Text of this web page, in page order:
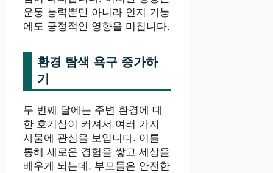
운동 능력뿐만 아니라 인지 기능
에도 긍정적인 영향을 미칩니다.
환경 탐색 욕구 증가하
기
두 번째 달에는 주변 환경에 대
한 호기심이 커져서 여러 가지
사물에 관심을 보입니다. 이를
통해 새로운 경험을 쌓고 세상을
배우게 되는데, 부모들은 안전한